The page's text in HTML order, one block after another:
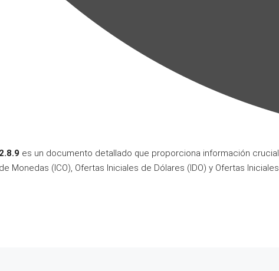
es un documento detallado que proporciona información crucial
Monedas (ICO), Ofertas Iniciales de Dólares (IDO) y Ofertas Iniciales